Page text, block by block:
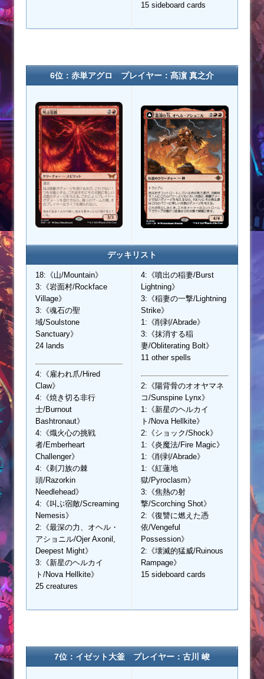
15 sideboard cards
6位：赤単アグロ プレイヤー：髙濵 真之介
デッキリスト
18:《山/Mountain》
3:《岩面村/Rockface
Village》
3:《魂石の聖
域/Soulstone
Sanctuary》
24 lands
4:《雇われ爪/Hired
Claw》
4:《焼き切る非行
士/Burnout
Bashtronaut》
4:《熾火心の挑戦
者/Emberheart
Challenger》
4:《剃刀族の棘
頭/Razorkin
Needlehead》
4:《叫ぶ宿敵/Screaming
Nemesis》
2:《最深の力、オヘル・
アショニル/Ojer Axonil,
Deepest Might》
3:《新星のヘルカイ
ト/Nova Hellkite》
25 creatures
4:《噴出の稲妻/Burst
Lightning》
3:《稲妻の一撃/Lightning
Strike》
1:《削剥/Abrade》
3:《抹消する稲
妻/Obliterating Bolt》
11 other spells
2:《陽背骨のオオヤマネ
コ/Sunspine Lynx》
1:《新星のヘルカイ
ト/Nova Hellkite》
2:《ショック/Shock》
1:《炎魔法/Fire Magic》
1:《削剥/Abrade》
1:《紅蓮地
獄/Pyroclasm》
3:《焦熱の射
撃/Scorching Shot》
2:《復讐に燃えた憑
依/Vengeful
Possession》
2:《壊滅的猛威/Ruinous
Rampage》
15 sideboard cards
7位：イゼット大釜 プレイヤー：古川 峻